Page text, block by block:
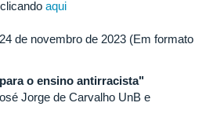
aqui
de novembro de 2023 (Em formato
o ensino antirracista"
Jorge de Carvalho UnB e